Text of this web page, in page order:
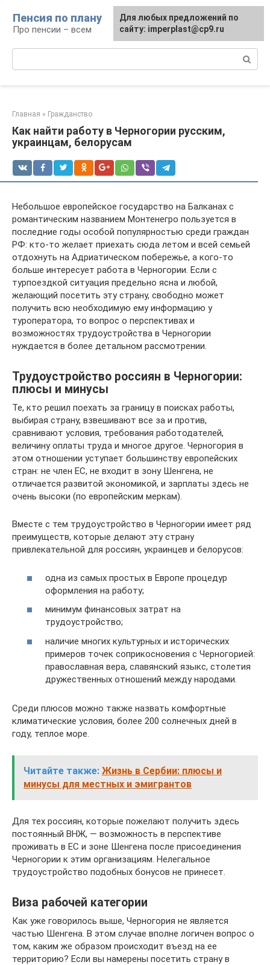
контенту
Пенсия по плану
Про пенсии – всем
Главная » Гражданство
Как найти работу в Черногории русским,
украинцам, белорусам
Небольшое европейское государство на Балканах с
романтическим названием Монтенегро пользуется в
последние годы особой популярностью среди граждан
РФ: кто-то желает приехать сюда летом и всей семьей
отдохнуть на Адриатическом побережье, а кого-то
больше интересует работа в Черногории. Если с
турпоездкой ситуация предельно ясна и любой,
желающий посетить эту страну, свободно может
получить всю необходимую ему информацию у
туроператора, то вопрос о перспективах и
возможностях трудоустройства в Черногории
нуждается в более детальном рассмотрении.
Трудоустройство россиян в Черногории:
плюсы и минусы
Те, кто решил поехать за границу в поисках работы,
выбирая страну, взвешивают все за и против,
сравнивают условия, требования работодателей,
величину оплаты труда и многое другое. Черногория в
этом отношении уступает большинству европейских
стран: не член ЕС, не входит в зону Шенгена, не
отличается развитой экономикой, и зарплаты здесь не
очень высоки (по европейским меркам).
Вместе с тем трудоустройство в Черногории имеет ряд
преимуществ, которые делают эту страну
привлекательной для россиян, украинцев и белорусов:
одна из самых простых в Европе процедур
оформления на работу;
минимум финансовых затрат на
трудоустройство;
наличие многих культурных и исторических
примеров точек соприкосновения с Черногорией:
православная вера, славянский языкс, столетия
дружественных отношений между народами.
Среди плюсов можно также назвать комфортные
климатические условия, более 200 солнечных дней в
году, теплое море.
Читайте также: Жизнь в Сербии: плюсы и
минусы для местных и эмигрантов
Для тех россиян, которые пожелают получить здесь
постоянный ВНЖ, — возможность в перспективе
проживать в ЕС и зоне Шенгена после присоединения
Черногории к этим организациям. Нелегальное
трудоустройство подобных бонусов не принесет.
Виза рабочей категории
Как уже говорилось выше, Черногория не является
частью Шенгена. В этом случае вполне логичен вопрос о
том, каким же образом происходит въезд на ее
территорию? Если вы намерены посетить страну в
Для любых предложений по
сайту: imperplast@cp9.ru